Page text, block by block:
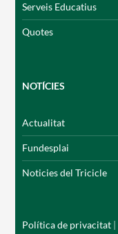
Serveis Educatius
Quotes
NOTÍCIES
Actualitat
Fundesplai
Noticies del Tricicle
Política de privacitat |
Diari de la Fundació
Fundesplai als mitjans
Fes voluntariat
Fes un donatiu